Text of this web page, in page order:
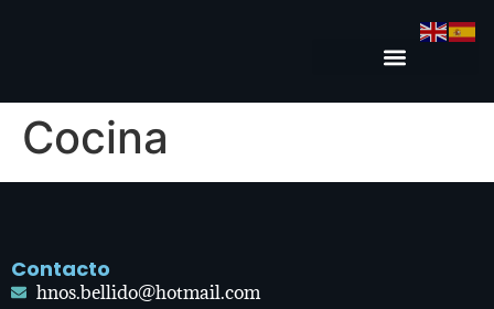
Cocina
Contacto
hnos.bellido@hotmail.com